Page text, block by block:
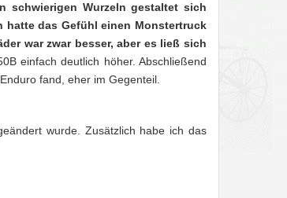
schwierigen Wurzeln gestaltet sich
hatte das Gefühl einen Monstertruck
war zwar besser, aber es ließ sich
einfach deutlich höher. Abschließend
fand, eher im Gegenteil.
wurde. Zusätzlich habe ich das